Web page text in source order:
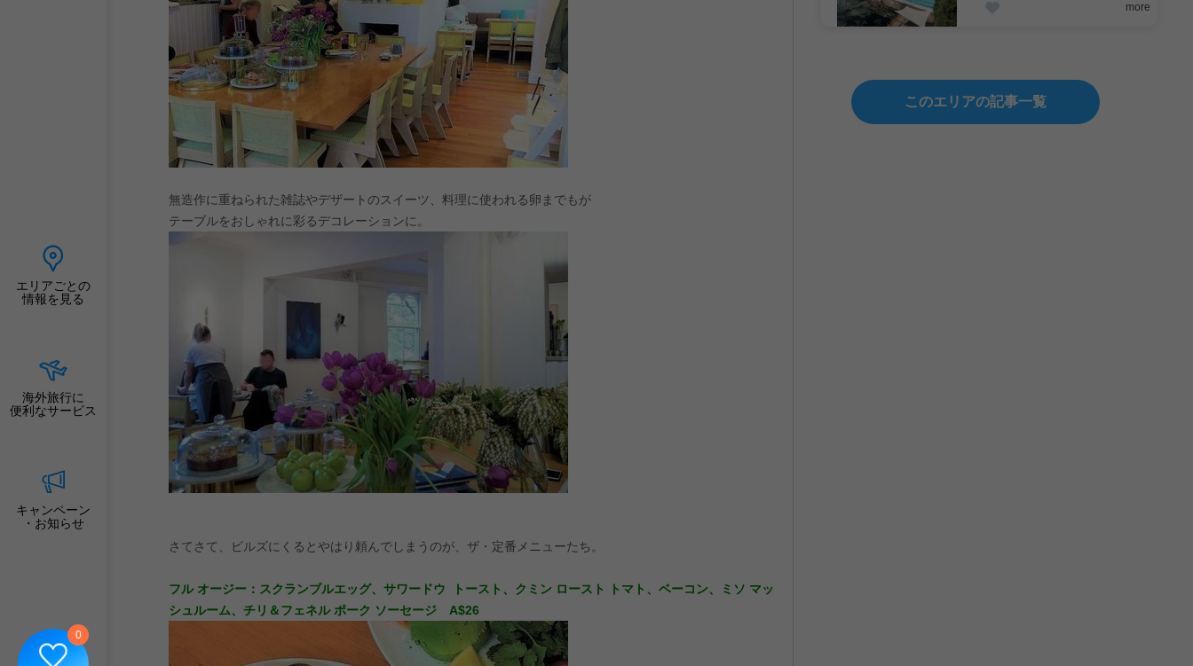
エリアごとの
情報を見る
海外旅行に
便利なサービス
キャンペーン
・お知らせ
0
無造作に重ねられた雑誌やデザートのスイーツ、料理に使われる卵までもが
テーブルをおしゃれに彩るデコレーションに。
さてさて、ビルズにくるとやはり頼んでしまうのが、ザ・定番メニューたち。
フル オージー：スクランブルエッグ、サワードウ トースト、クミン ロースト トマト、ベーコン、ミソ マッ
シュルーム、チリ＆フェネル ポーク ソーセージ A$26
more
このエリアの記事一覧